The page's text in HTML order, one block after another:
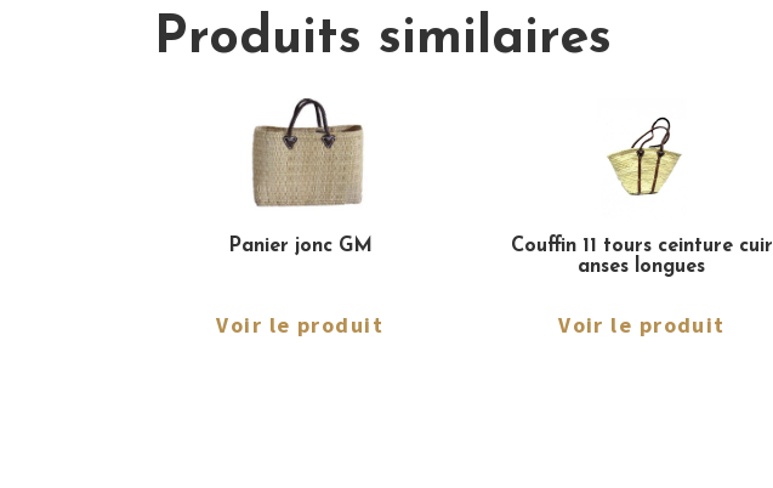
Produits similaires
Panier jonc GM
Voir le produit
Couffin 11 tours ceinture cuir
anses longues
Voir le produit